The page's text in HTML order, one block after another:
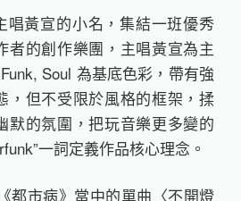
唱黃宣的小名，集結一班優秀
者的創作樂團，主唱黃宣為主
Soul 為基底色彩，帶有強
，但不受限於風格的框架，揉
默的氛圍，把玩音樂更多變的
一詞定義作品核心理念。
都市病》當中的單曲〈不開燈